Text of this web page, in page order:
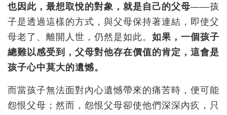
也因此，最想取悅的對象，就是自己的父母——孩
子是透過這樣的方式，與父母保持著連結，即使父
母老了、離開人世，仍然是如此。 如果，一個孩子
總難以感受到，父母對他存在價值的肯定，這會是
孩子心中莫大的遺憾。
而當孩子無法面對內心遺憾帶來的痛苦時，便可能
怨恨父母；然而，怨恨父母卻使他們深深內疚，只